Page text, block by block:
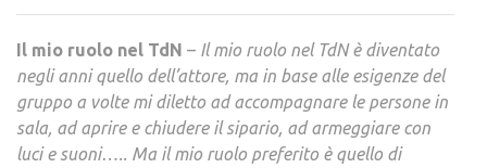
Il mio ruolo nel TdN – Il mio ruolo nel TdN è diventato
negli anni quello dell’attore, ma in base alle esigenze del
gruppo a volte mi diletto ad accompagnare le persone in
sala, ad aprire e chiudere il sipario, ad armeggiare con
luci e suoni….. Ma il mio ruolo preferito è quello di